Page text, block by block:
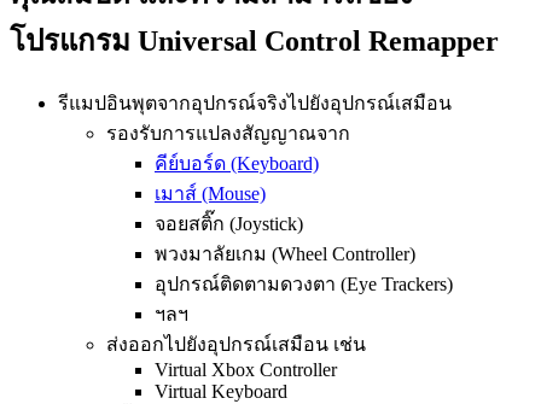
โปรแกรม Universal Control Remapper
รีแมปอินพุตจากอุปกรณ์จริงไปยังอุปกรณ์เสมือน
รองรับการแปลงสัญญาณจาก
คีย์บอร์ด (Keyboard)
เมาส์ (Mouse)
จอยสติ๊ก (Joystick)
พวงมาลัยเกม (Wheel Controller)
อุปกรณ์ติดตามดวงตา (Eye Trackers)
ฯลฯ
ส่งออกไปยังอุปกรณ์เสมือน เช่น
Virtual Xbox Controller
Virtual Keyboard